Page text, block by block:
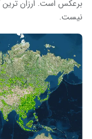
برعکس است. ارزان ‌ترین
نیست.